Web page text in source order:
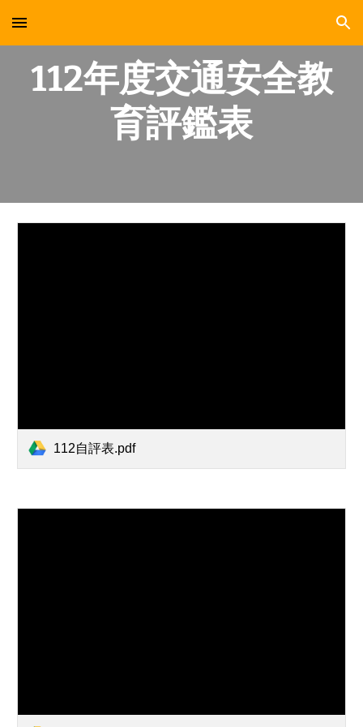
Skip to main content Skip to navigation
112年度交通安全教
育評鑑表
112自評表.pdf